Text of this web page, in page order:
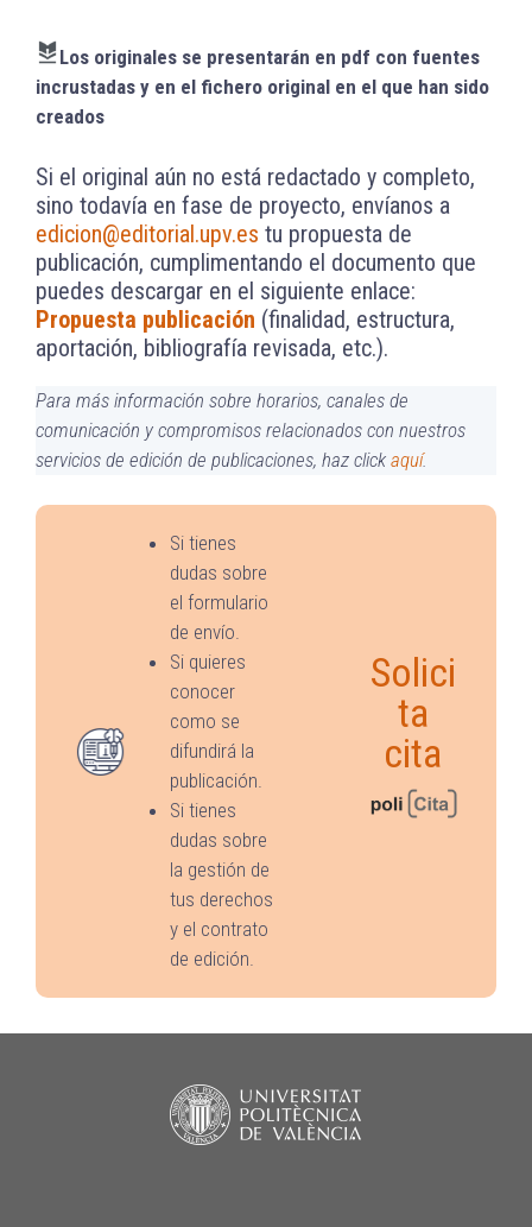
Los originales se presentarán en pdf con fuentes
incrustadas y en el fichero original en el que han sido
creados
Si el original aún no está redactado y completo,
sino todavía en fase de proyecto, envíanos a
edicion@editorial.upv.es tu propuesta de
publicación, cumplimentando el documento que
puedes descargar en el siguiente enlace:
Propuesta publicación (finalidad, estructura,
aportación, bibliografía revisada, etc.).
Para más información sobre horarios, canales de
comunicación y compromisos relacionados con nuestros
servicios de edición de publicaciones, haz click aquí.
Si tienes
dudas sobre
el formulario
de envío.
Si quieres
conocer
como se
difundirá la
publicación.
Si tienes
dudas sobre
la gestión de
tus derechos
y el contrato
de edición.
Solici
ta
cita